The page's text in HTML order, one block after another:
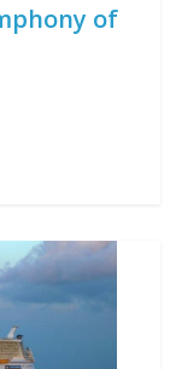
of